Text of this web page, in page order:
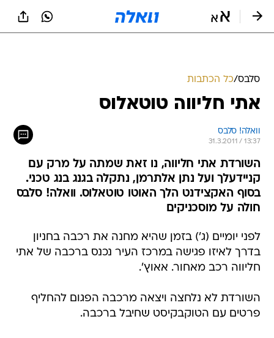
סלבס/כל הכתבות
אתי חליווה טוטאלוס
וואלה! סלבס
31.3.2011 / 13:37
השורדת אתי חליווה, נו זאת שמתה על מרק עם
קניידעלך ועל נתן אלתרמן, נתקלה בגנג בנג טכני.
בסוף האקצידנט הלך האוטו טוטאלוס. וואלה! סלבס
חולה על מוסכניקים
לפני יומיים (ג') בזמן שהיא מחנה את רכבה בחניון
בדרך לאיזו פגישה במרכז העיר נכנס ברכבה של אתי
חליווה רכב מאחור. אאוץ'.
השורדת לא נלחצה ויצאה מרכבה הפגום להחליף
פרטים עם הטוקבקיסט שחיבל ברכבה.